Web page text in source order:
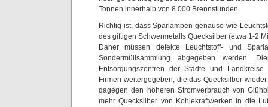
Tonnen innerhalb von 8.000 Brennstunden.
Richtig ist, dass Sparlampen genauso wie
des giftigen Schwermetalls Quecksilber (etwa 1-2
Daher müssen defekte Leuchtstoff- und
Sondermüllsammlung abgegeben werden.
Entsorgungszentren der Städte und
Firmen weitergegeben, die das Quecksilber
dagegen den höheren Stromverbrauch von
mehr Quecksilber von Kohlekraftwerken in die